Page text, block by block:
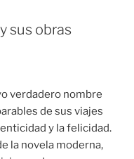
sus obras
verdadero nombre
de sus viajes
y la felicidad.
la novela moderna,